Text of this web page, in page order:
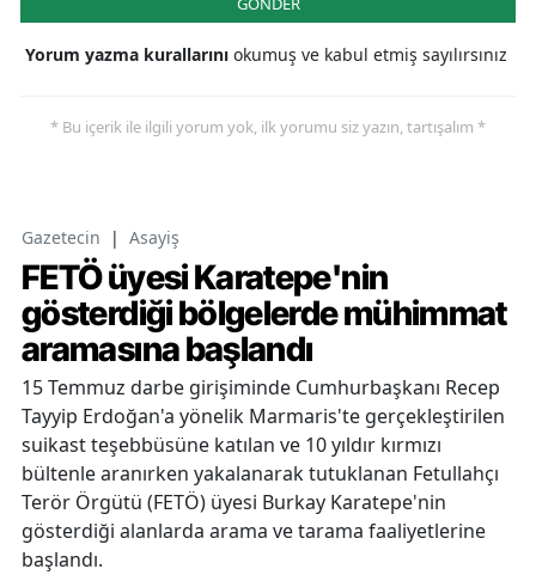
Yorum yazma kurallarını okumuş ve kabul etmiş sayılırsınız
* Bu içerik ile ilgili yorum yok, ilk yorumu siz yazın, tartışalım *
Gazetecin | Asayiş
FETÖ üyesi Karatepe'nin
gösterdiği bölgelerde mühimmat
aramasına başlandı
15 Temmuz darbe girişiminde Cumhurbaşkanı Recep
Tayyip Erdoğan'a yönelik Marmaris'te gerçekleştirilen
suikast teşebbüsüne katılan ve 10 yıldır kırmızı
bültenle aranırken yakalanarak tutuklanan Fetullahçı
Terör Örgütü (FETÖ) üyesi Burkay Karatepe'nin
gösterdiği alanlarda arama ve tarama faaliyetlerine
başlandı.